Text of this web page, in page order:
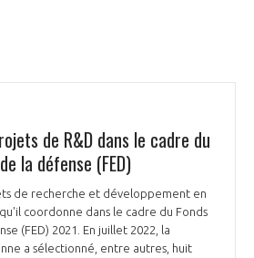
1 2 3 4
5
15 16
19
21 22 24
de R&D dans le cadre du
la défense (FED)
de recherche et développement en
coordonne dans le cadre du Fonds
(FED) 2021. En juillet 2022, la
a sélectionné, entre autres, huit
d’excellence et développez